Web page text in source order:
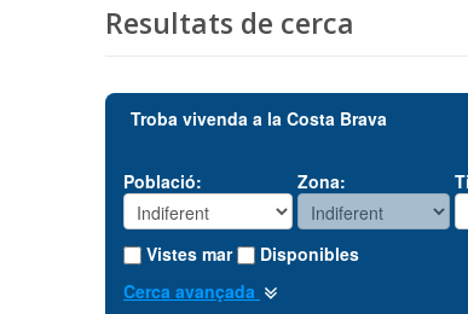
Resultats de cerca
Troba vivenda a la Costa Brava
Població: Zona:
Vistes mar
Disponibles
Cerca avançada